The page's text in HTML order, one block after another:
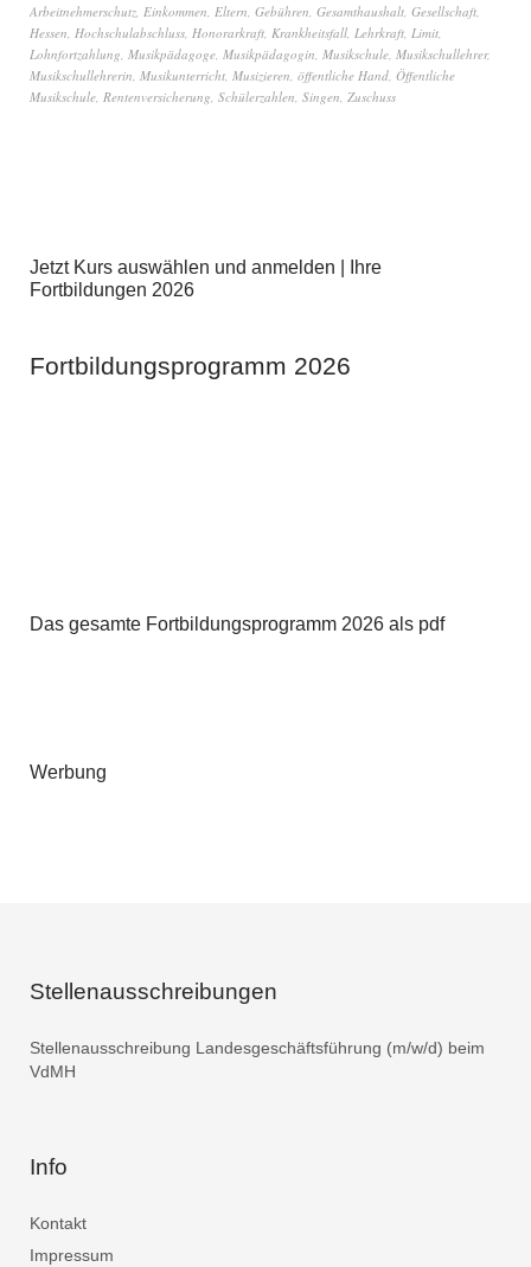
Arbeitnehmerschutz, Einkommen, Eltern, Gebühren, Gesamthaushalt, Gesellschaft,
Hessen, Hochschulabschluss, Honorarkraft, Krankheitsfall, Lehrkraft, Limit,
Lohnfortzahlung, Musikpädagoge, Musikpädagogin, Musikschule, Musikschullehrer,
Musikschullehrerin, Musikunterricht, Musizieren, öffentliche Hand, Öffentliche
Musikschule, Rentenversicherung, Schülerzahlen, Singen, Zuschuss
Jetzt Kurs auswählen und anmelden | Ihre
Fortbildungen 2026
Fortbildungsprogramm 2026
Das gesamte Fortbildungsprogramm 2026 als pdf
Werbung
Stellenausschreibungen
Stellenausschreibung Landesgeschäftsführung (m/w/d) beim
VdMH
Info
Kontakt
Impressum